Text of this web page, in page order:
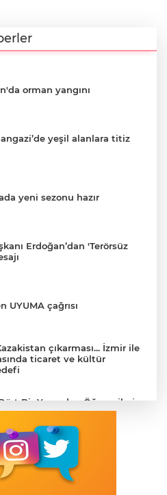
orman yangını
yeşil alanlara titiz
yeni sezonu hazır
Erdoğan’dan 'Terörsüz
UYUMA çağrısı
çıkarması... İzmir ile
ticaret ve kültür
Bir Yanından Öğrencileri
Buzkıranı” Seferi
Memurlarından Can